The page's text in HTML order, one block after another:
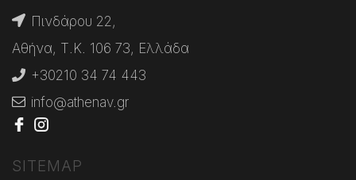
Πινδάρου 22,
Αθήνα, Τ.Κ. 106 73, Ελλάδα
+30210 34 74 443
info@athenav.gr
SITEMAP